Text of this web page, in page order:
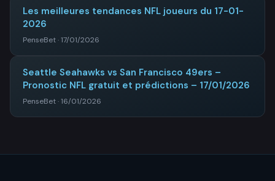
Les meilleures tendances NFL joueurs du 17-01-
2026
PenseBet · 17/01/2026
Seattle Seahawks vs San Francisco 49ers –
Pronostic NFL gratuit et prédictions – 17/01/2026
PenseBet · 16/01/2026